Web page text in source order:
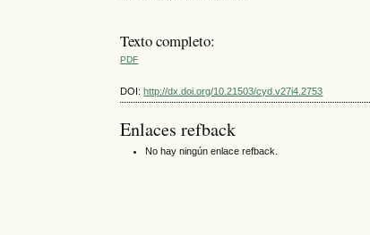
Texto completo:
PDF
DOI:http://dx.doi.org/10.21503/cyd.v27i4.2753
Enlaces refback
No hay ningún enlace refback.